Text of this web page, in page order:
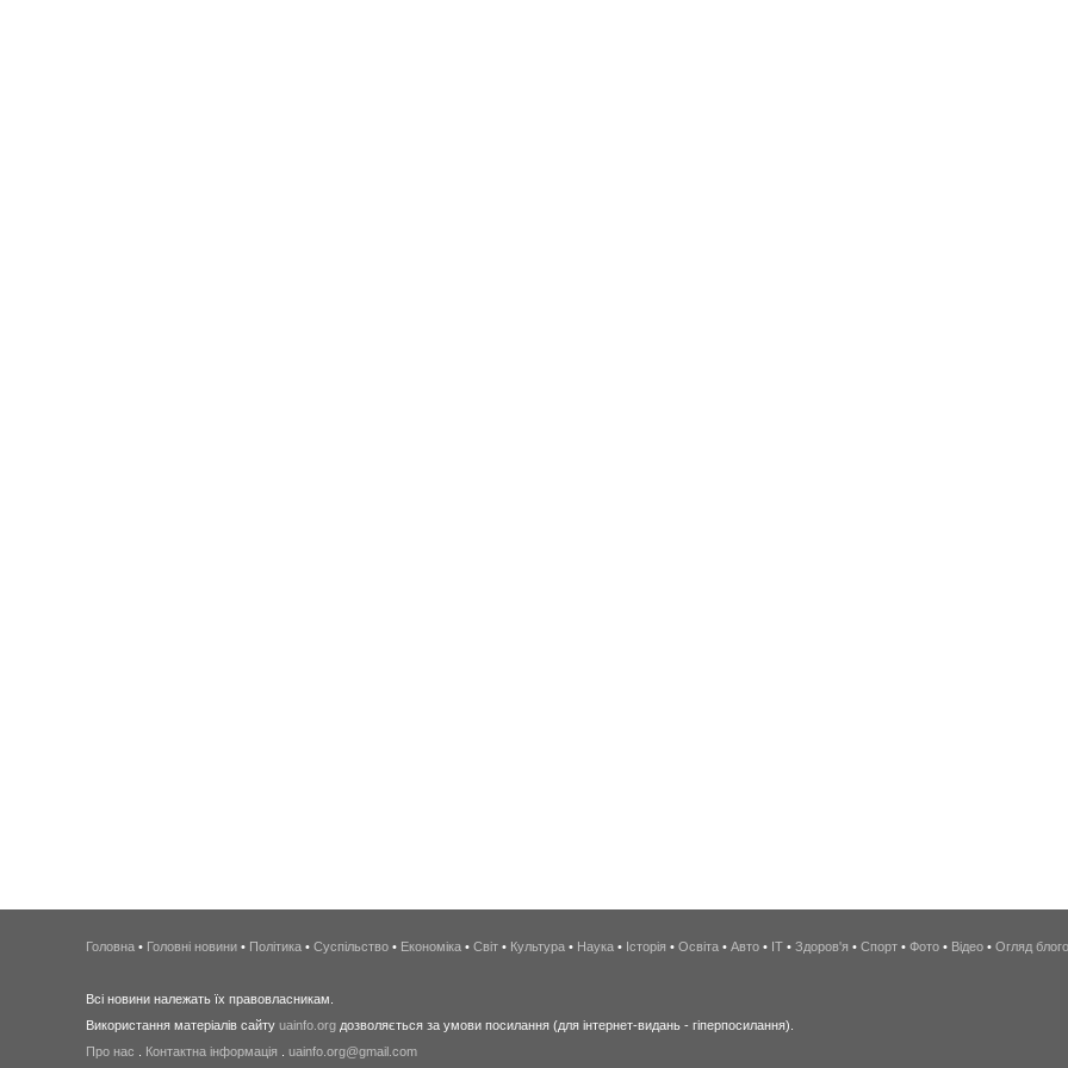
Головна • Головні новини • Політика • Суспільство • Економіка • Світ • Культура • Наука • Історія • Освіта • Авто • IT • Здоров'я • Спорт • Фото • Відео • Огляд
Всі новини належать їх правовласникам.
Використання матеріалів сайту uainfo.org дозволяється за умови посилання (для інтернет-видань - гіперпосилання).
Про нас
Контактна інформація uainfo.org@gmail.com